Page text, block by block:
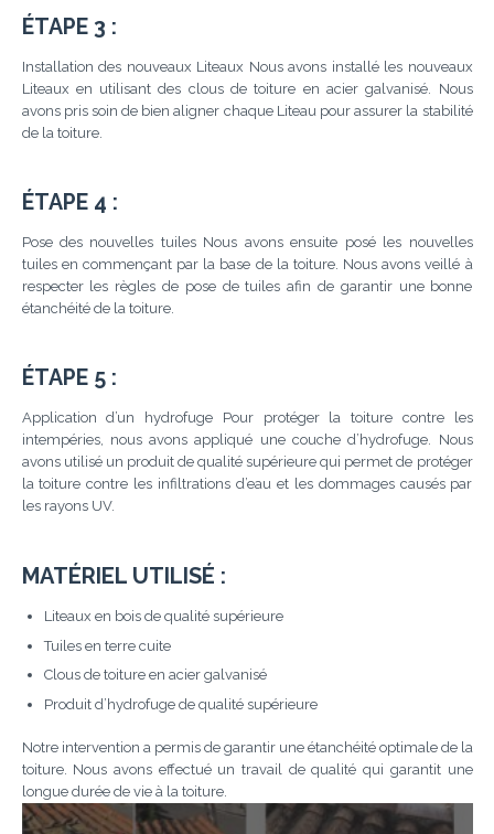
ÉTAPE 3 :
Installation des nouveaux Liteaux Nous avons installé les nouveaux
Liteaux en utilisant des clous de toiture en acier galvanisé. Nous
avons pris soin de bien aligner chaque Liteau pour assurer la stabilité
de la toiture.
ÉTAPE 4 :
Pose des nouvelles tuiles Nous avons ensuite posé les nouvelles
tuiles en commençant par la base de la toiture. Nous avons veillé à
respecter les règles de pose de tuiles afin de garantir une bonne
étanchéité de la toiture.
ÉTAPE 5 :
Application d’un hydrofuge Pour protéger la toiture contre les
intempéries, nous avons appliqué une couche d’hydrofuge. Nous
avons utilisé un produit de qualité supérieure qui permet de protéger
la toiture contre les infiltrations d’eau et les dommages causés par
les rayons UV.
MATÉRIEL UTILISÉ :
Liteaux en bois de qualité supérieure
Tuiles en terre cuite
Clous de toiture en acier galvanisé
Produit d’hydrofuge de qualité supérieure
Notre intervention a permis de garantir une étanchéité optimale de la
toiture. Nous avons effectué un travail de qualité qui garantit une
longue durée de vie à la toiture.